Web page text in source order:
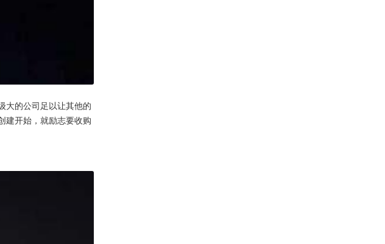
大的公司足以让其他的
建开始，就励志要收购